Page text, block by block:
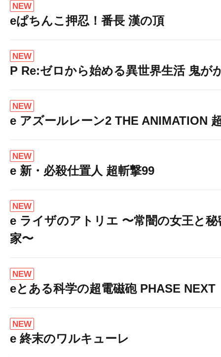
NEW
eぱちんこ押忍！番長 漢の頂
NEW
P Re:ゼロから始める異世界生活 鬼が
NEW
e アズールレーン2 THE ANIMATION
NEW
e 新・必殺仕置人 超斬撃99
NEW
e ライザのアトリエ 〜常闇の女王と秘
家〜
NEW
eとある科学の超電磁砲 PHASE NEXT
NEW
e 終末のワルキューレ